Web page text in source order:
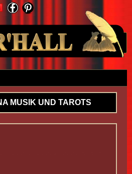
Ihr Konto
MUSIK UND TAROTS
MUSIK UND TAROTS